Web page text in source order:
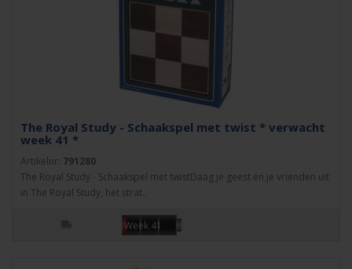
The Royal Study - Schaakspel met twist * verwacht
week 41 *
Artikelnr: 791280
The Royal Study - Schaakspel met twistDaag je geest én je vrienden uit
in The Royal Study, het strat..
Week 41